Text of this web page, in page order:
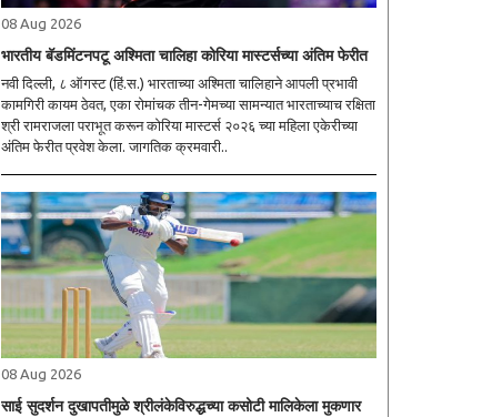
08 Aug 2026
भारतीय बॅडमिंटनपटू अश्मिता चालिहा कोरिया मास्टर्सच्या अंतिम फेरीत
नवी दिल्ली, ८ ऑगस्ट (हिं.स.) भारताच्या अश्मिता चालिहाने आपली प्रभावी
कामगिरी कायम ठेवत, एका रोमांचक तीन-गेमच्या सामन्यात भारताच्याच रक्षिता
श्री रामराजला पराभूत करून कोरिया मास्टर्स २०२६ च्या महिला एकेरीच्या
अंतिम फेरीत प्रवेश केला. जागतिक क्रमवारी..
08 Aug 2026
साई सुदर्शन दुखापतीमुळे श्रीलंकेविरुद्धच्या कसोटी मालिकेला मुकणार